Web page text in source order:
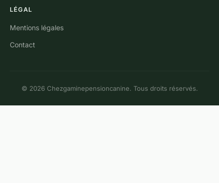
LÉGAL
Mentions légales
Contact
© 2026 Chezgaminepensioncanine. Tous droits réservés.